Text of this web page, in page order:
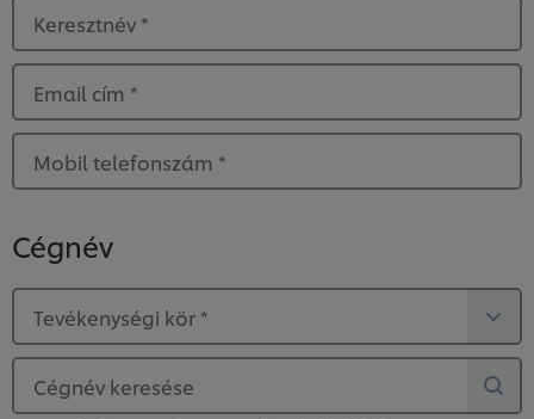
Keresztnév *
Email cím *
Mobil telefonszám *
Cégnév
Tevékenységi kör *
Cégnév keresése